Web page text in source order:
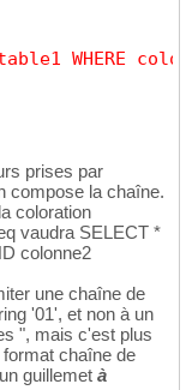
table1 WHERE
prises par
compose la chaîne.
coloration
vaudra SELECT *
colonne2
une chaîne de
'01', et non à un
", mais c'est plus
chaîne de
guillemet à